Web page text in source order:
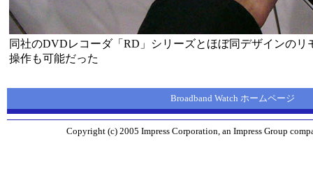
同社のDVDレコーダ「RD」シリーズとほぼ同デザインのリ
操作も可能だった
Broadband Watch ホームページ
Copyright (c) 2005 Impress Corporation, an Impress Group